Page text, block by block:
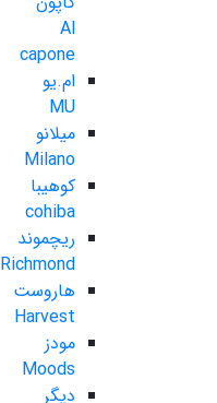
Al
capone
ام.یو
MU
میلانو
Milano
کوهیبا
cohiba
ریچموند
Richmond
هاروست
Harvest
مودز
Moods
دیگر